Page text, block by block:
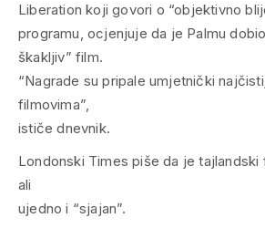
Liberation koji govori o “objektivno
programu, ocjenjuje da je Palmu
škakljiv” film.
“Nagrade su pripale umjetnički
filmovima”,
ističe dnevnik.
Londonski Times piše da je tajlandski
ali
ujedno i “sjajan”.